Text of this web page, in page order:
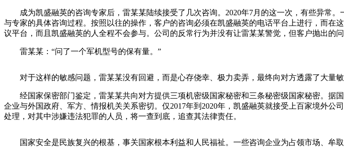
成为凯盛融英的咨询专家后，雷某某陆续接受了几次咨询。2020年7月的这一次，有些异常
与专家的具体咨询过程。按照以往的操作，客户的咨询必须在凯盛融英的电话平台上进行，而
议平台，而且凯盛融英的人全程不会参与。公司的反常行为并没有让雷某某警觉，但客户抛出的问
雷某某：“问了一个军机型号的保有量。”
对于这样的敏感问题，雷某某没有回避，而是心存侥幸、极力卖弄，最终向对方透露了大量敏
经国家保密部门鉴定，雷某某共向对方提供三项机密级国家秘密和三条秘密级国家秘密。据
企业与外国政府、军方、情报机关关系密切。仅2017年到2020年，凯盛融英就接受上百家境外
处理，对其中涉嫌违法犯罪的人员，将一查到底，追查其法律责任。
国家安全是民族复兴的根基，事关国家根本利益和人民福祉。一些咨询企业为占领市场、牟